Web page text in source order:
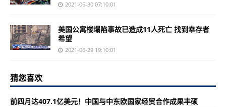
2021-06-30 07:10:01
美国公寓楼塌陷事故已造成11人死亡 找到幸存者
希望
2021-06-29 19:10:01
猜您喜欢
前四月达407.1亿美元！中国与中东欧国家经贸合作成果丰硕